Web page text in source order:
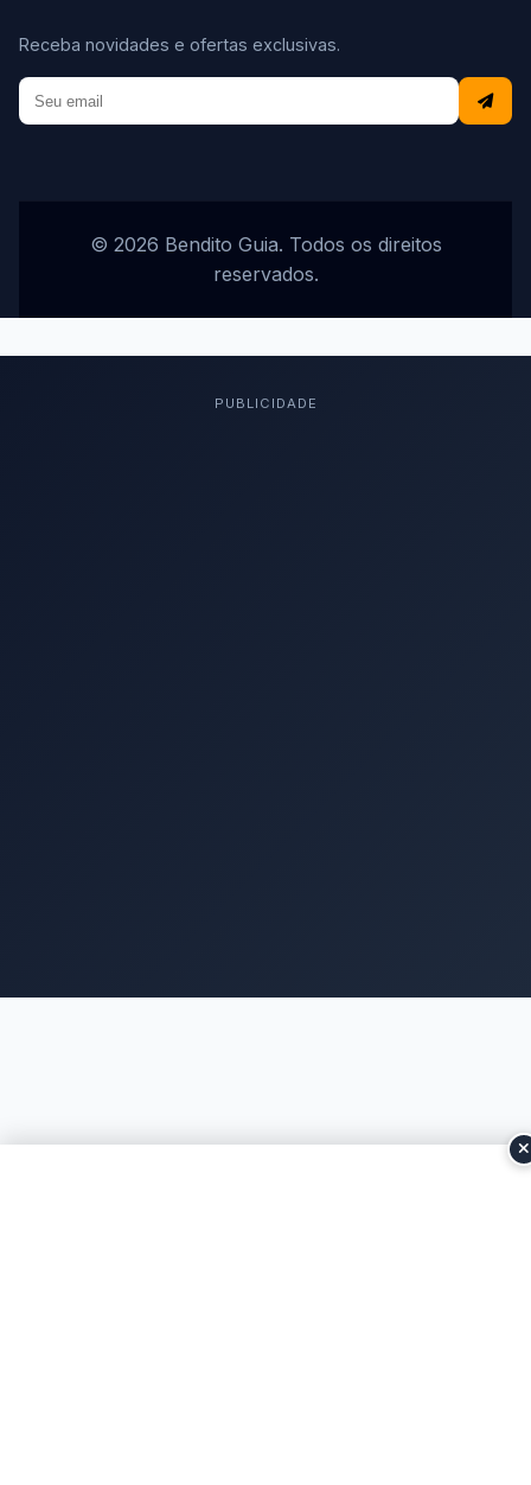
Receba novidades e ofertas exclusivas.
© 2026 Bendito Guia. Todos os direitos
reservados.